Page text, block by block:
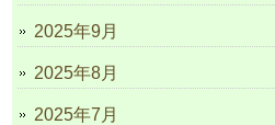
2025年9月
2025年8月
2025年7月